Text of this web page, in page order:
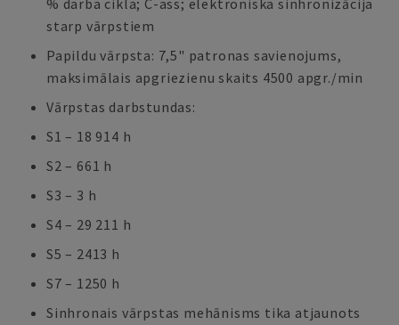
% darba cikla; C-ass; elektroniska sinhronizācija
starp vārpstiem
Papildu vārpsta: 7,5" patronas savienojums,
maksimālais apgriezienu skaits 4500 apgr./min
Vārpstas darbstundas:
S1 – 18 914 h
S2 – 661 h
S3 – 3 h
S4 – 29 211 h
S5 – 2413 h
S7 – 1250 h
Sinhronais vārpstas mehānisms tika atjaunots